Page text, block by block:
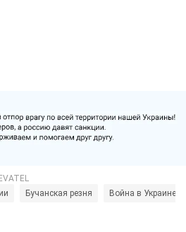
Бучанская резня Война в Украине